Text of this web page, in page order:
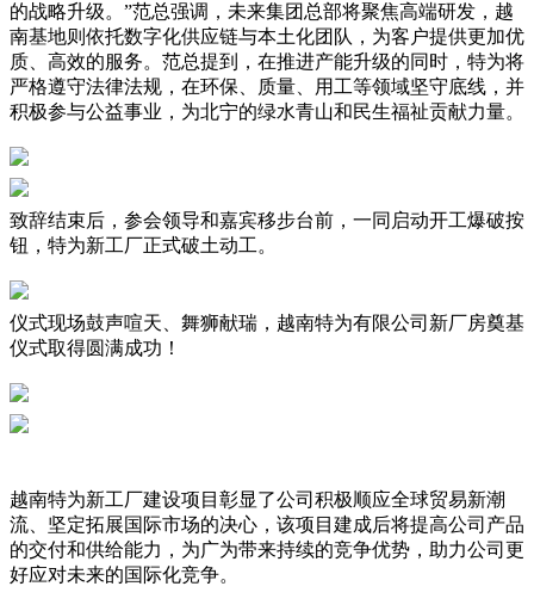
的战略升级。”范总强调，未来集团总部将聚焦高端研发，越
南基地则依托数字化供应链与本土化团队，为客户提供更加优
质、高效的服务。范总提到，在推进产能升级的同时，特为将
严格遵守法律法规，在环保、质量、用工等领域坚守底线，并
积极参与公益事业，为北宁的绿水青山和民生福祉贡献力量。
致辞结束后，参会领导和嘉宾移步台前，一同启动开工爆破按
钮，特为新工厂正式破土动工。
仪式现场鼓声喧天、舞狮献瑞，越南特为有限公司新厂房奠基
仪式取得圆满成功！
越南特为新工厂建设项目彰显了公司积极顺应全球贸易新潮
流、坚定拓展国际市场的决心，该项目建成后将提高公司产品
的交付和供给能力，为广为带来持续的竞争优势，助力公司更
好应对未来的国际化竞争。